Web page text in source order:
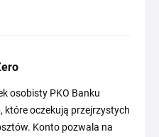
osobisty PKO Banku
które oczekują przejrzystych
Konto pozwala na